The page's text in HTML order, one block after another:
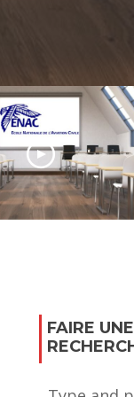
l’aéronautique
FAIRE UNE